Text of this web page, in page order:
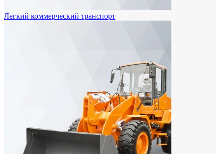
Легкий коммерческий транспорт